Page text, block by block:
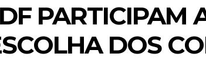
PARTICIPAM
DOS